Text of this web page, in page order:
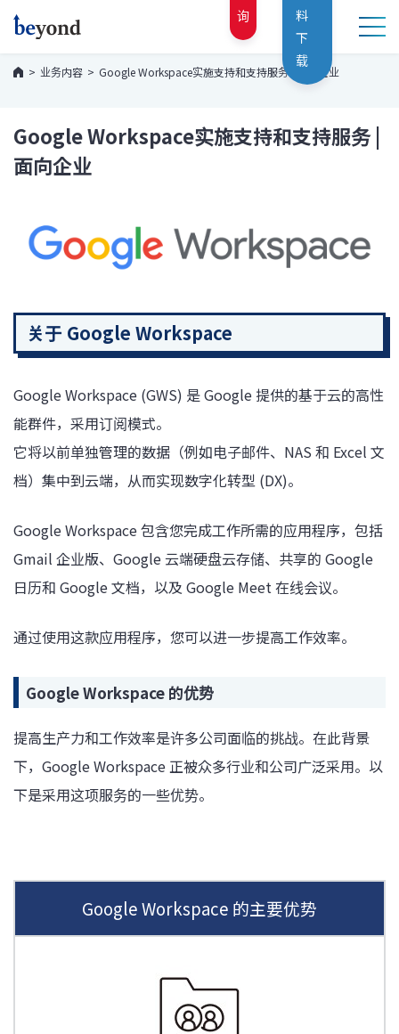
询
料
下
载
业务内容 Google Workspace实施支持和支持服务 | 面向企业
Google Workspace实施支持和支持服务 |
面向企业
关于 Google Workspace
Google Workspace (GWS) 是 Google 提供的基于云的高性
能群件，采用订阅模式。
它将以前单独管理的数据（例如电子邮件、NAS 和 Excel 文
档）集中到云端，从而实现数字化转型 (DX)。
Google Workspace 包含您完成工作所需的应用程序，包括
Gmail 企业版、Google 云端硬盘云存储、共享的 Google
日历和 Google 文档，以及 Google Meet 在线会议。
通过使用这款应用程序，您可以进一步提高工作效率。
Google Workspace 的优势
提高生产力和工作效率是许多公司面临的挑战。在此背景
下，Google Workspace 正被众多行业和公司广泛采用。以
下是采用这项服务的一些优势。
Google Workspace 的主要优势